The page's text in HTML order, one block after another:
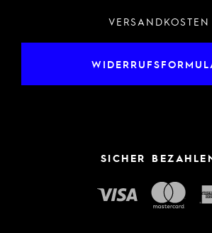
VERSANDKOSTEN
SICHER